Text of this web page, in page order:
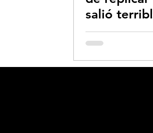
Combustibles fósiles
Crisis global-
salió
-